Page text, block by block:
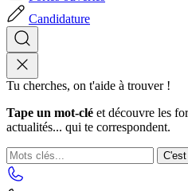
Candidature
Tu cherches, on t'aide à trouver !
Tape un mot-clé et découvre les
actualités... qui te correspondent.